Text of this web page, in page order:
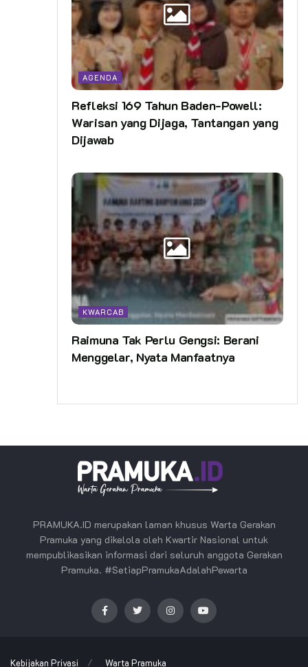
AGENDA
Refleksi 169 Tahun Baden-Powell:
Warisan yang Dijaga, Tantangan yang
Dijawab
KWARCAB
Raimuna Tak Perlu Gengsi: Berani
Menggelar, Nyata Manfaatnya
PRAMUKA.ID merupakan laman khusus Warta Gerakan
Pramuka yang dikelola oleh Kwartir Nasional untuk
mempublikasikan informasi dari seluruh anggota Gerakan
Pramuka. #SetiapPramukaAdalahPewarta
Kebijakan Privasi Warta Pramuka